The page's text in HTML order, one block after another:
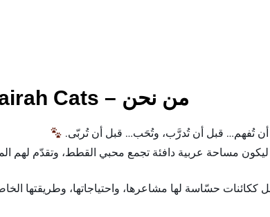
من نحن – Hurairah Cats
تُفهم… قبل أن تُدرَّب، وتُحَب… قبل أن تُربّى.
ليكون مساحة عربية دافئة تجمع محبي القطط، وتقدّم لهم
ككائنات حسّاسة لها مشاعرها، واحتياجاتها، وطريقتها